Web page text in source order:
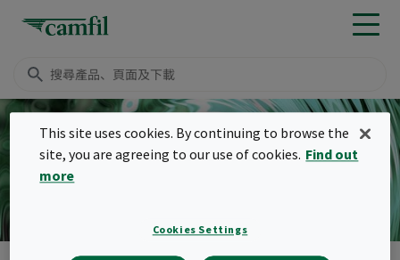
反吹空氣濾網
This site uses cookies. By continuing to browse the
site, you are agreeing to our use of cookies. Find out
more
Cookies Settings